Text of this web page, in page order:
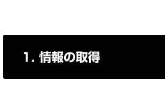
1. 情報の取得